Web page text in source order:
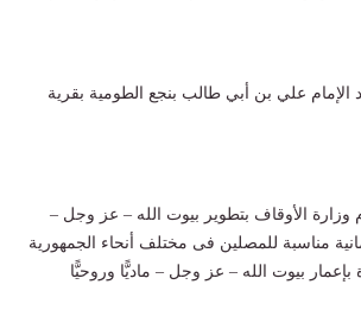
علي بن أبي طالب بنجع الطومية بقرية
وزارة الأوقاف بتطوير بيوت الله – عز وجل –
مناسبة للمصلين فى مختلف أنحاء الجمهورية
بإعمار بيوت الله – عز وجل – ماديًّا وروحيًّا